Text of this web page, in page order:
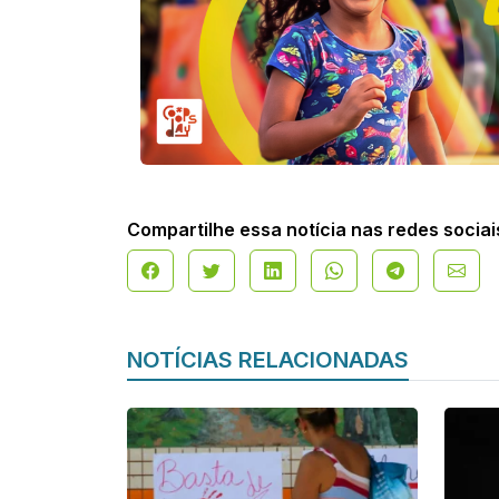
Compartilhe essa notícia nas redes
NOTÍCIAS RELACIONADAS